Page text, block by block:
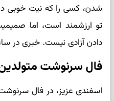
شدن، کسی را که نیت خوبی
تو ارزشمند است، اما
دادن آزادی نیست. خبری در
فال سرنوشت
اسفندی عزیز، در فال